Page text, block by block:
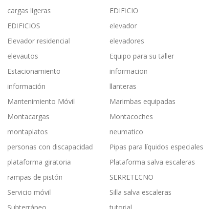
cargas ligeras
EDIFICIO
EDIFICIOS
elevador
Elevador residencial
elevadores
elevautos
Equipo para su taller
Estacionamiento
informacion
información
llanteras
Mantenimiento Móvil
Marimbas equipadas
Montacargas
Montacoches
montaplatos
neumatico
personas con discapacidad
Pipas para líquidos especiales
plataforma giratoria
Plataforma salva escaleras
rampas de pistón
SERRETECNO
Servicio móvil
Silla salva escaleras